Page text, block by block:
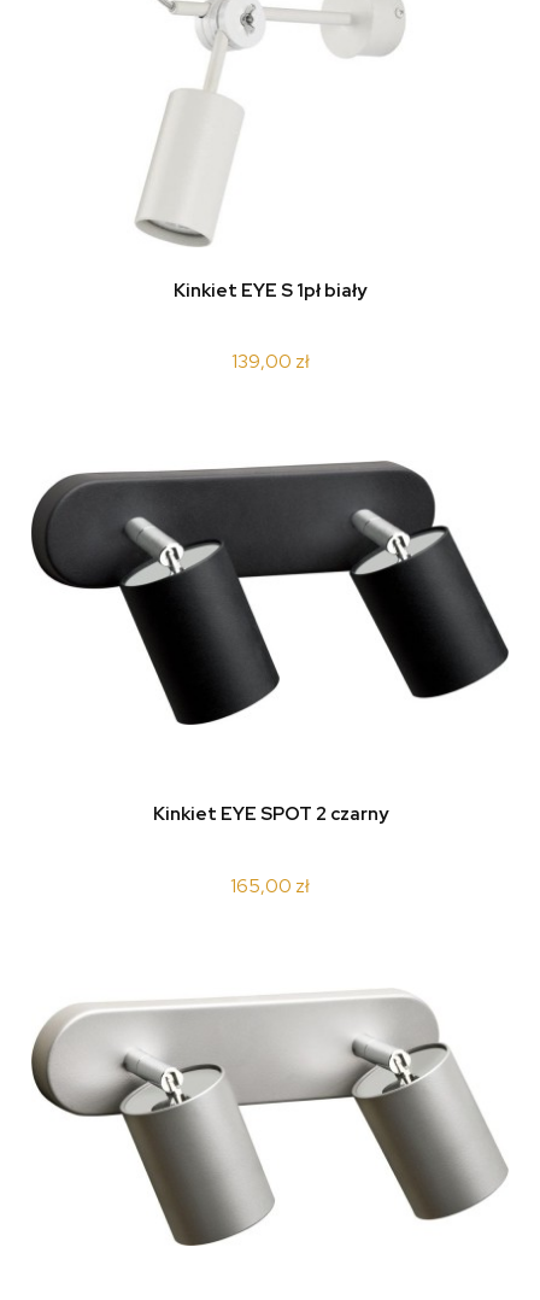
Kinkiet EYE S 1pł biały
139,00 zł
Kinkiet EYE SPOT 2 czarny
165,00 zł